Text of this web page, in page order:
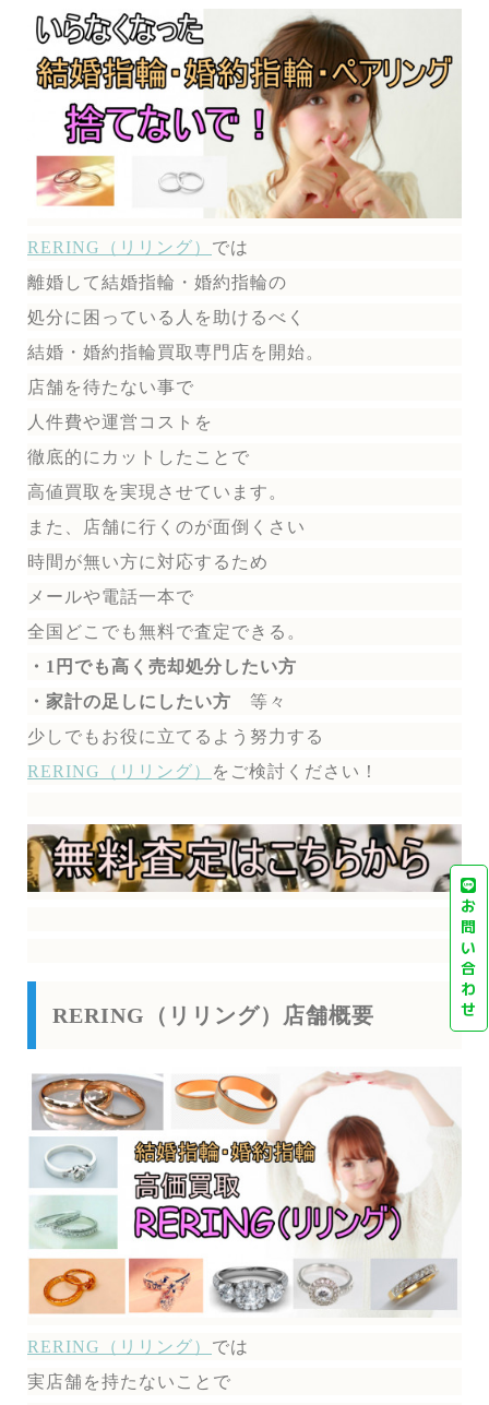
RERING（リリング） では
離婚して結婚指輪・婚約指輪の
処分に困っている人を助けるべく
結婚・婚約指輪買取専門店を開始。
店舗を待たない事で
人件費や運営コストを
徹底的にカットしたことで
高値買取を実現させています。
また、店舗に行くのが面倒くさい
時間が無い方に対応するため
メールや電話一本で
全国どこでも無料で査定できる。
・1円でも高く売却処分したい方
・家計の足しにしたい方 等々
少しでもお役に立てるよう努力する
RERING（リリング）
を ご検討ください！
RERING（リリング）店舗概要
RERING（リリング） では
実店舗を持たないことで
お
問
い
合
わ
せ